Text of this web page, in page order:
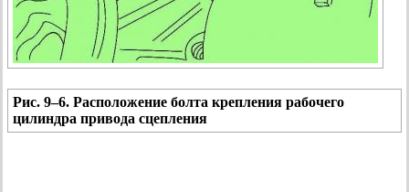
Рис. 9–6. Расположение болта крепления рабочего
цилиндра привода сцепления